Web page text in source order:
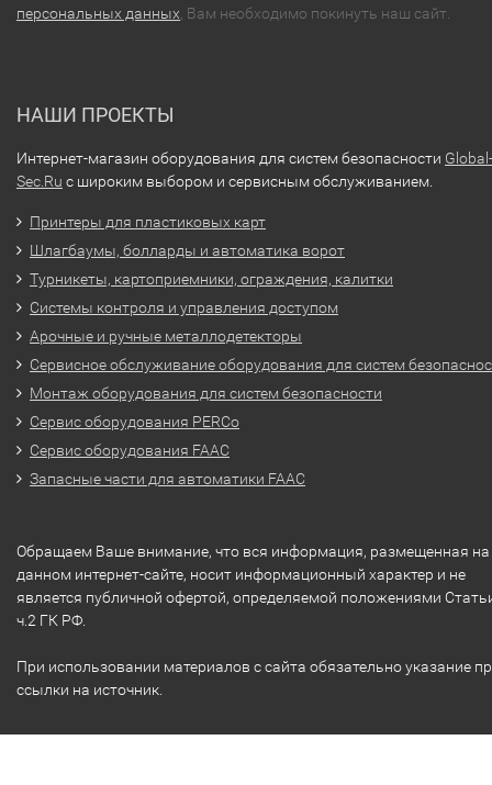
персональных данных , Вам необходимо покинуть наш сайт.
НАШИ ПРОЕКТЫ
Интернет-магазин оборудования для систем безопасности Global-
Sec.Ru с широким выбором и сервисным обслуживанием.
Принтеры для пластиковых карт
Шлагбаумы, болларды и автоматика ворот
Турникеты, картоприемники, ограждения, калитки
Системы контроля и управления доступом
Арочные и ручные металлодетекторы
Сервисное обслуживание оборудования для систем
Монтаж оборудования для систем безопасности
Сервис оборудования PERCo
Сервис оборудования FAAC
Запасные части для автоматики FAAC
Обращаем Ваше внимание, что вся информация, размещенная на
данном интернет-сайте, носит информационный характер и не
является публичной офертой, определяемой положениями
ч.2 ГК РФ.
При использовании материалов с сайта обязательно указание
ссылки на источник.